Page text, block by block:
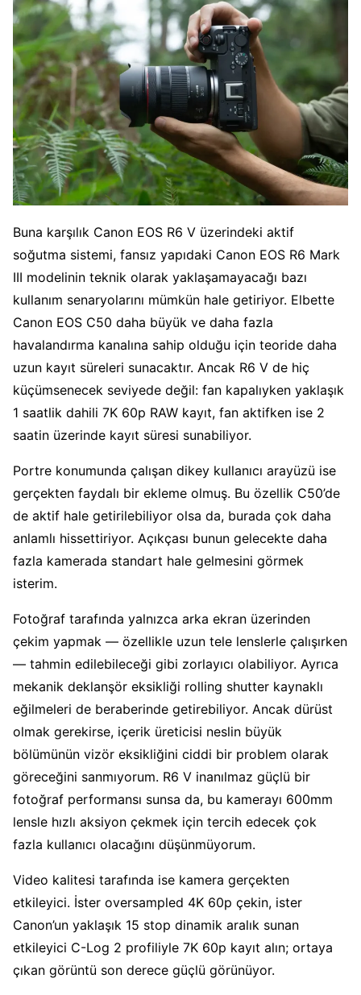
Buna karşılık Canon EOS R6 V üzerindeki aktif
soğutma sistemi, fansız yapıdaki Canon EOS R6 Mark
III modelinin teknik olarak yaklaşamayacağı bazı
kullanım senaryolarını mümkün hale getiriyor. Elbette
Canon EOS C50 daha büyük ve daha fazla
havalandırma kanalına sahip olduğu için teoride daha
uzun kayıt süreleri sunacaktır. Ancak R6 V de hiç
küçümsenecek seviyede değil: fan kapalıyken yaklaşık
1 saatlik dahili 7K 60p RAW kayıt, fan aktifken ise 2
saatin üzerinde kayıt süresi sunabiliyor.
Portre konumunda çalışan dikey kullanıcı arayüzü ise
gerçekten faydalı bir ekleme olmuş. Bu özellik C50’de
de aktif hale getirilebiliyor olsa da, burada çok daha
anlamlı hissettiriyor. Açıkçası bunun gelecekte daha
fazla kamerada standart hale gelmesini görmek
isterim.
Fotoğraf tarafında yalnızca arka ekran üzerinden
çekim yapmak — özellikle uzun tele lenslerle çalışırken
— tahmin edilebileceği gibi zorlayıcı olabiliyor. Ayrıca
mekanik deklanşör eksikliği rolling shutter kaynaklı
eğilmeleri de beraberinde getirebiliyor. Ancak dürüst
olmak gerekirse, içerik üreticisi neslin büyük
bölümünün vizör eksikliğini ciddi bir problem olarak
göreceğini sanmıyorum. R6 V inanılmaz güçlü bir
fotoğraf performansı sunsa da, bu kamerayı 600mm
lensle hızlı aksiyon çekmek için tercih edecek çok
fazla kullanıcı olacağını düşünmüyorum.
Video kalitesi tarafında ise kamera gerçekten
etkileyici. İster oversampled 4K 60p çekin, ister
Canon’un yaklaşık 15 stop dinamik aralık sunan
etkileyici C-Log 2 profiliyle 7K 60p kayıt alın; ortaya
çıkan görüntü son derece güçlü görünüyor.